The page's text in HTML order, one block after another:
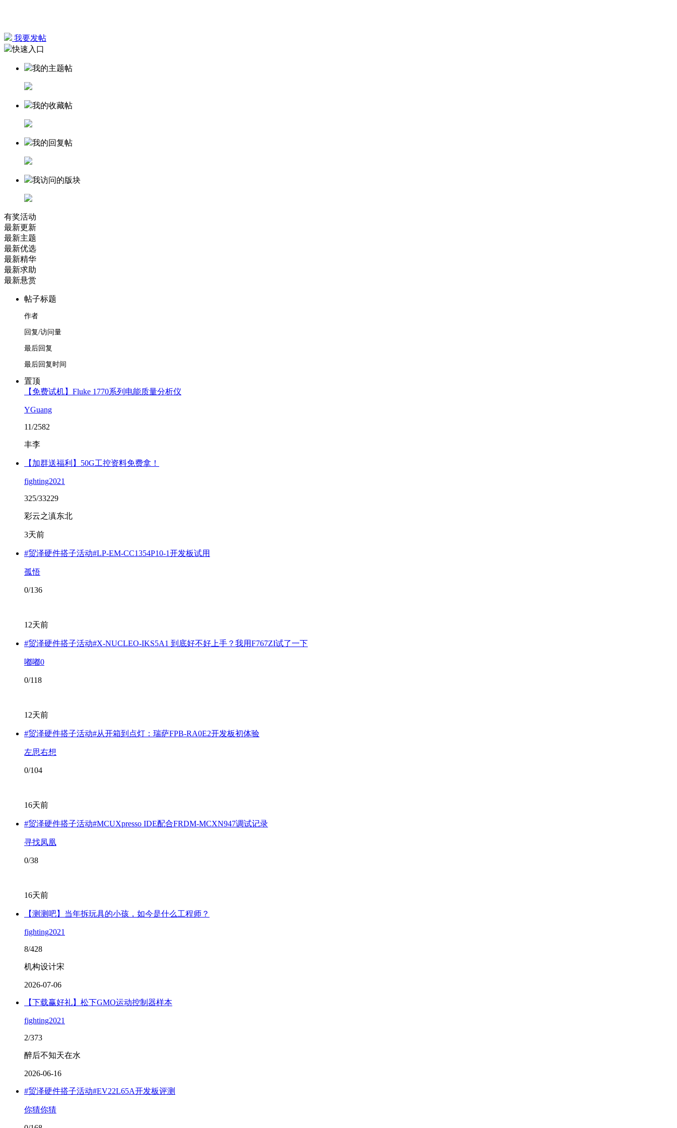
我要发帖
快速入口
我的主题帖
我的收藏帖
我的回复帖
我访问的版块
有奖活动
最新更新
最新主题
最新优选
最新精华
最新求助
最新悬赏
帖子标题
作者
回复/访问量
最后回复
最后回复时间
置顶
【免费试机】Fluke 1770系列电能质量分析仪
YGuang
11/2582
丰李
【加群送福利】50G工控资料免费拿！
fighting2021
325/33229
彩云之滇东北
3天前
#贸泽硬件搭子活动#LP-EM-CC1354P10-1开发板试用
孤悟
0/136
12天前
#贸泽硬件搭子活动#X-NUCLEO-IKS5A1 到底好不好上手？我用F767ZI试了一下
嘟嘟0
0/118
12天前
#贸泽硬件搭子活动#从开箱到点灯：瑞萨FPB-RA0E2开发板初体验
左思右想
0/104
16天前
#贸泽硬件搭子活动#MCUXpresso IDE配合FRDM-MCXN947调试记录
寻找凤凰
0/38
16天前
【测测吧】当年拆玩具的小孩，如今是什么工程师？
fighting2021
8/428
机构设计宋
2026-07-06
【下载赢好礼】松下GMO运动控制器样本
fighting2021
2/373
醉后不知天在水
2026-06-16
#贸泽硬件搭子活动#EV22L65A开发板评测
你猜你猜